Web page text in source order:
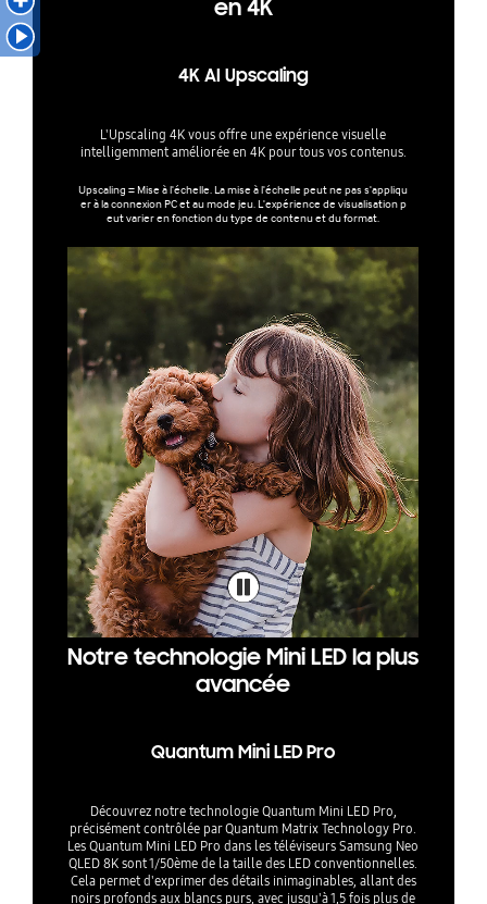
en 4K
4K AI Upscaling
L'Upscaling 4K vous offre une expérience visuelle
intelligemment améliorée en 4K pour tous vos contenus.
Upscaling = Mise à l'échelle. La mise à l'échelle peut ne pas s'appliqu
er à la connexion PC et au mode jeu. L'expérience de visualisation p
eut varier en fonction du type de contenu et du format.
Notre technologie Mini LED la plus
avancée
Quantum Mini LED Pro
Découvrez notre technologie Quantum Mini LED Pro,
précisément contrôlée par Quantum Matrix Technology Pro.
Les Quantum Mini LED Pro dans les téléviseurs Samsung Neo
QLED 8K sont 1/50ème de la taille des LED conventionnelles.
Cela permet d'exprimer des détails inimaginables, allant des
noirs profonds aux blancs purs, avec jusqu'à 1,5 fois plus de